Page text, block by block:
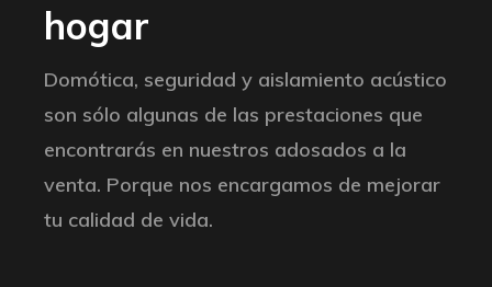
hogar
Domótica, seguridad y aislamiento acústico
son sólo algunas de las prestaciones que
encontrarás en nuestros adosados a la
venta. Porque nos encargamos de mejorar
tu calidad de vida.